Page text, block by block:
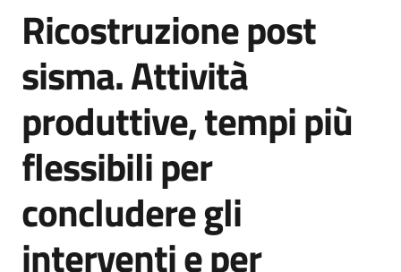
comunicato
Risorse
Agenzia
informazione
e
comunicazione
Salta al contenuto
Ricostruzione post
sisma. Attività
produttive, tempi più
flessibili per
concludere gli
interventi e per